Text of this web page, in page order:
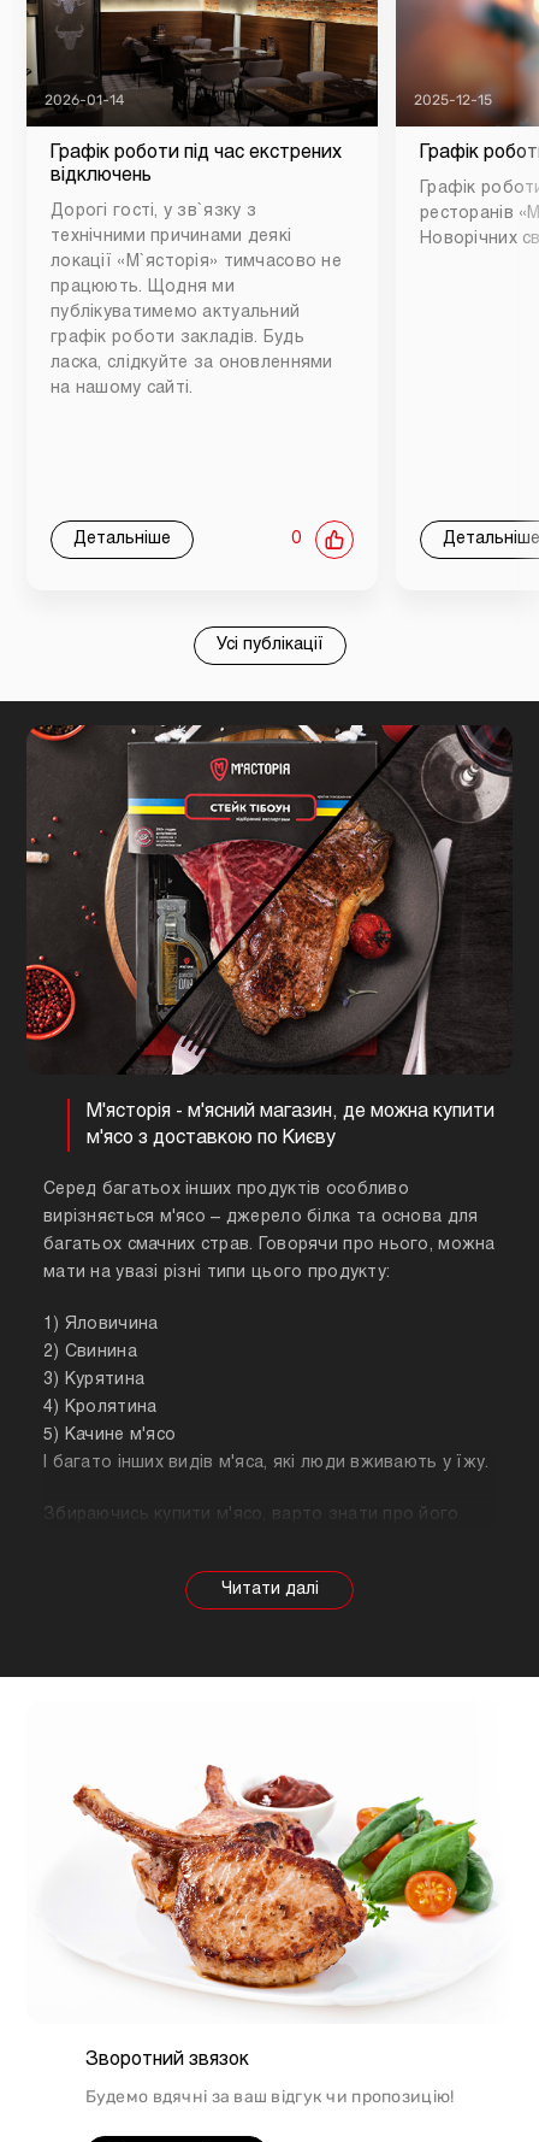
2026-01-14
Графік роботи під час екстрених
відключень
Дорогі гості, у зв`язку з
технічними причинами деякі
локації «М`ясторія» тимчасово не
працюють. Щодня ми
публікуватимемо актуальний
графік роботи закладів. Будь
ласка, слідкуйте за оновленнями
на нашому сайті.
Детальніше 0
2025-12-15
Графік
Графік
ресторанів
Новорічних
Детальніше
Усі публікації
М'ясторія - м'ясний магазин, де можна купити
м'ясо з доставкою по Києву
Серед багатьох інших продуктів особливо
вирізняється м'ясо – джерело білка та основа для
багатьох смачних страв. Говорячи про нього, можна
мати на увазі різні типи цього продукту:
1) Яловичина
2) Свинина
3) Курятина
4) Кролятина
5) Качине м'ясо
І багато інших видів м'яса, які люди вживають у їжу.
Збираючись купити м'ясо, варто знати про його
залежності від тварини властивості продукту
будуть змінюватися, так само як рекомендації
підійде для людей, які сидять на дієті.
Зворотний звязок
Будемо вдячні за ваш відгук чи пропозицію!